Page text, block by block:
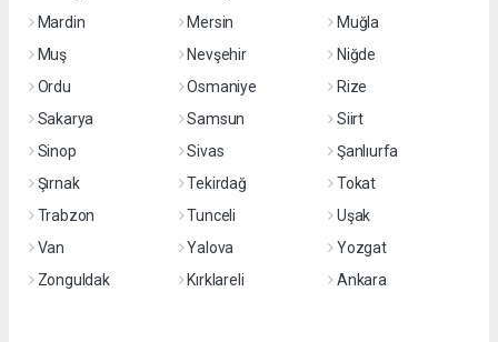
Mardin
Mersin
Muğla
Muş
Nevşehir
Niğde
Ordu
Osmaniye
Rize
Sakarya
Samsun
Siirt
Sinop
Sivas
Şanlıurfa
Şırnak
Tekirdağ
Tokat
Trabzon
Tunceli
Uşak
Van
Yalova
Yozgat
Zonguldak
Kırklareli Ankara